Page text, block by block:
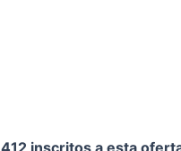
412 inscritos a esta